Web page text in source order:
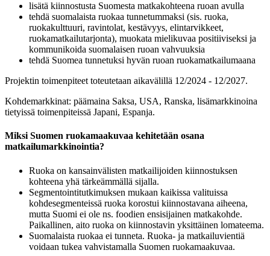
lisätä kiinnostusta Suomesta matkakohteena ruoan avulla
tehdä suomalaista ruokaa tunnetummaksi (sis. ruoka,
ruokakulttuuri, ravintolat, kestävyys, elintarvikkeet,
ruokamatkailutarjonta), muokata mielikuvaa positiiviseksi ja
kommunikoida suomalaisen ruoan vahvuuksia
tehdä Suomea tunnetuksi hyvän ruoan ruokamatkailumaana
Projektin toimenpiteet toteutetaan aikavälillä 12/2024 - 12/2027.
Kohdemarkkinat: päämaina Saksa, USA, Ranska, lisämarkkinoina
tietyissä toimenpiteissä Japani, Espanja.
Miksi Suomen ruokamaakuvaa kehitetään osana
matkailumarkkinointia?
Ruoka on kansainvälisten matkailijoiden kiinnostuksen
kohteena yhä tärkeämmällä sijalla.
Segmentointitutkimuksen mukaan kaikissa valituissa
kohdesegmenteissä ruoka korostui kiinnostavana aiheena,
mutta Suomi ei ole ns. foodien ensisijainen matkakohde.
Paikallinen, aito ruoka on kiinnostavin yksittäinen lomateema.
Suomalaista ruokaa ei tunneta. Ruoka- ja matkailuvientiä
voidaan tukea vahvistamalla Suomen ruokamaakuvaa.